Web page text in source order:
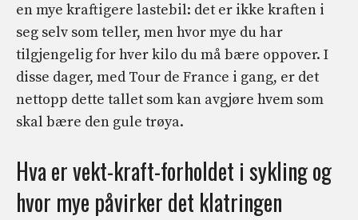
en mye kraftigere lastebil: det er ikke kraften i
seg selv som teller, men hvor mye du har
tilgjengelig for hver kilo du må bære oppover. I
disse dager, med Tour de France i gang, er det
nettopp dette tallet som kan avgjøre hvem som
skal bære den gule trøya.
Hva er vekt-kraft-forholdet i sykling og
hvor mye påvirker det klatringen